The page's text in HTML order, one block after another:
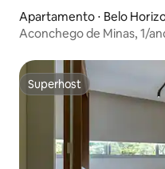
Apartamento ⋅ Belo
Aconchego de Minas, 1/
Superhost
Superhost